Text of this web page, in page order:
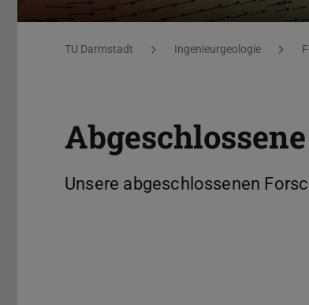
Sie befinden sich hier:
TU Darmstadt Ingenieurgeologie
Unsere abgeschlossenen